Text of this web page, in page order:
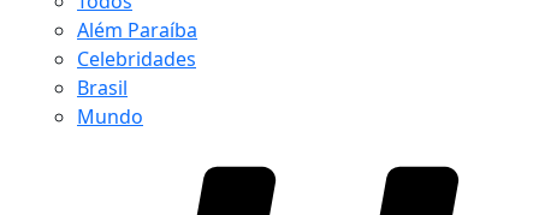
Além Paraíba
Celebridades
Brasil
Mundo